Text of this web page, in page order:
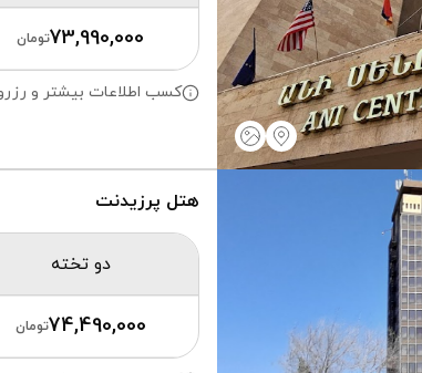
73,990,000تومان
کسب اطلاعات بیشتر و
هتل پرزیدنت
دو تخته
74,490,000تومان